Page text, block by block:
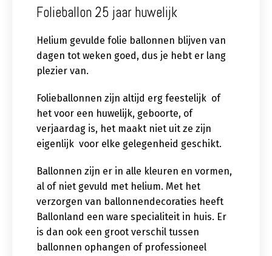
Folieballon 25 jaar huwelijk
Helium gevulde folie ballonnen blijven van
dagen tot weken goed, dus je hebt er lang
plezier van.
Folieballonnen zijn altijd erg feestelijk of
het voor een huwelijk, geboorte, of
verjaardag is, het maakt niet uit ze zijn
eigenlijk voor elke gelegenheid geschikt.
Ballonnen zijn er in alle kleuren en vormen,
al of niet gevuld met helium. Met het
verzorgen van ballonnendecoraties heeft
Ballonland een ware specialiteit in huis. Er
is dan ook een groot verschil tussen
ballonnen ophangen of professioneel